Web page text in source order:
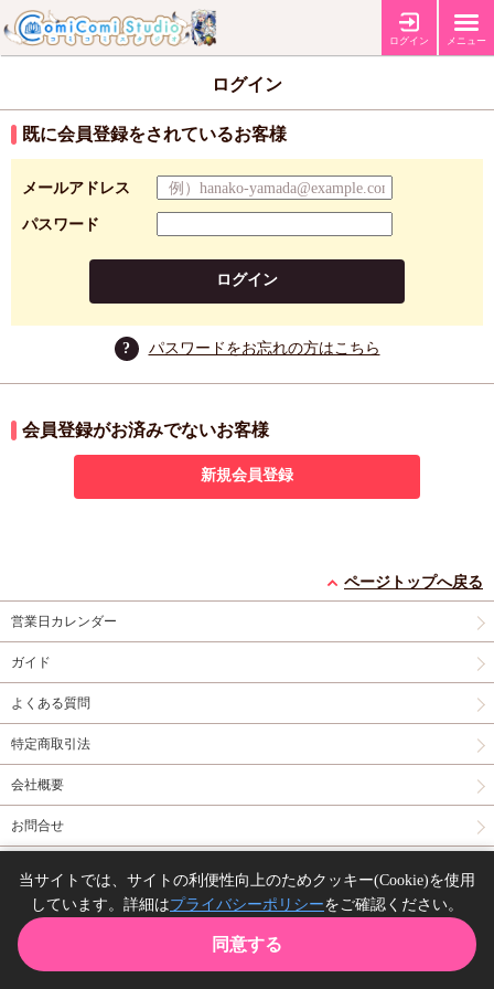
ログイン メニュー
ログイン
既に会員登録をされているお客様
メールアドレス
パスワード
ログイン
? パスワードをお忘れの方はこちら
会員登録がお済みでないお客様
新規会員登録
ページトップへ戻る
営業日カレンダー
ガイド
よくある質問
特定商取引法
会社概要
お問合せ
Copyright(C) comicomi studio. All right reserved.
当サイトでは、サイトの利便性向上のためクッキー(Cookie)を使用
しています。詳細はプライバシーポリシーをご確認ください。
同意する